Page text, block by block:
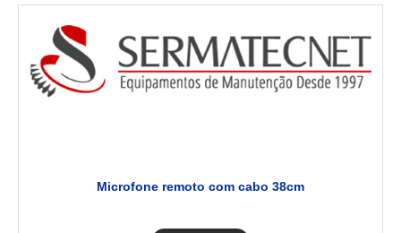
Microfone remoto com cabo 38cm